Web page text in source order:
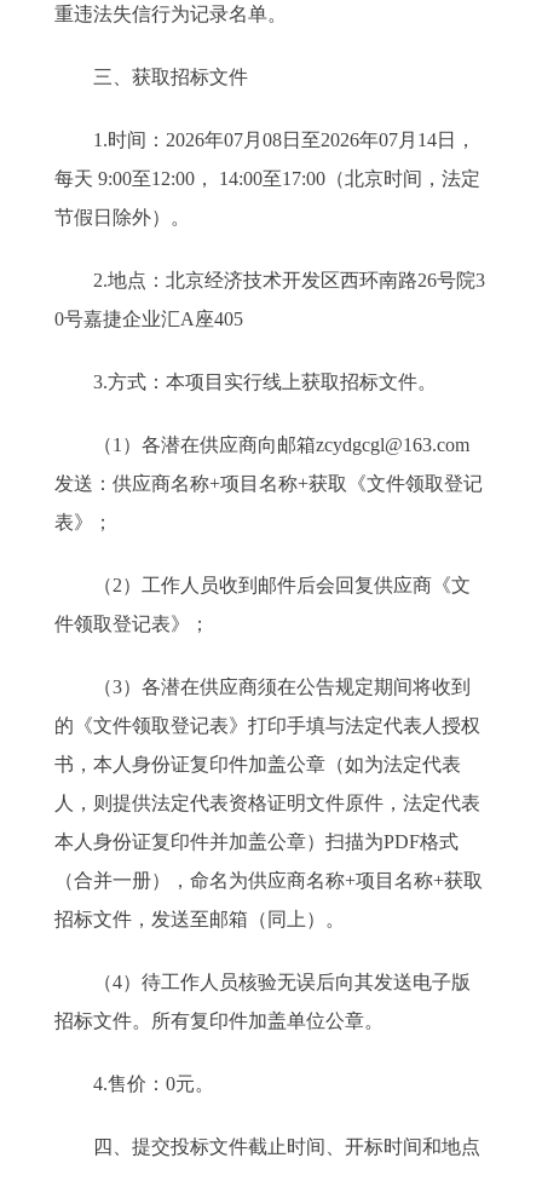
重违法失信行为记录名单。
三、获取招标文件
1.时间：2026年07月08日至2026年07月14日，
每天 9:00至12:00， 14:00至17:00（北京时间，法定
节假日除外）。
2.地点：北京经济技术开发区西环南路26号院3
0号嘉捷企业汇A座405
3.方式：本项目实行线上获取招标文件。
（1）各潜在供应商向邮箱zcydgcgl@163.com
发送：供应商名称+项目名称+获取《文件领取登记
表》；
（2）工作人员收到邮件后会回复供应商《文
件领取登记表》；
（3）各潜在供应商须在公告规定期间将收到
的《文件领取登记表》打印手填与法定代表人授权
书，本人身份证复印件加盖公章（如为法定代表
人，则提供法定代表资格证明文件原件，法定代表
本人身份证复印件并加盖公章）扫描为PDF格式
（合并一册），命名为供应商名称+项目名称+获取
招标文件，发送至邮箱（同上）。
（4）待工作人员核验无误后向其发送电子版
招标文件。所有复印件加盖单位公章。
4.售价：0元。
四、提交投标文件截止时间、开标时间和地点